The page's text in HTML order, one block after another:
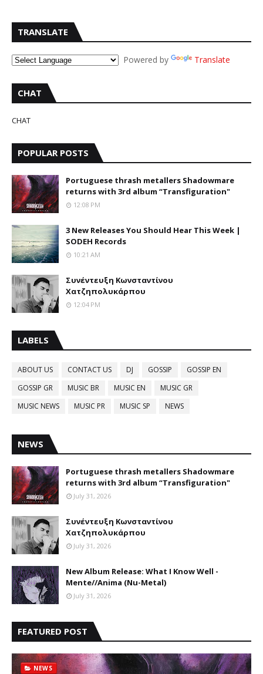
TRANSLATE
Powered by Translate
CHAT
CHAT
POPULAR POSTS
Portuguese thrash metallers Shadowmare
returns with 3rd album “Transfiguration"
12:08 PM
3 New Releases You Should Hear This Week |
SODEH Records
10:21 AM
Συνέντευξη Κωνσταντίνου
Χατζηπολυκάρπου
12:04 PM
LABELS
ABOUT US CONTACT US DJ GOSSIP
GOSSIP EN
GOSSIP GR
MUSIC BR MUSIC EN
MUSIC GR
MUSIC NEWS
MUSIC PR MUSIC SP NEWS
NEWS
Portuguese thrash metallers Shadowmare
returns with 3rd album “Transfiguration"
July 31, 2026
Συνέντευξη Κωνσταντίνου
Χατζηπολυκάρπου
July 31, 2026
New Album Release: What I Know Well -
Mente//Anima (Nu-Metal)
July 31, 2026
FEATURED POST
NEWS